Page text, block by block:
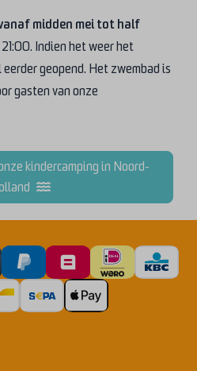
midden mei tot half
Indien het weer het
eerder geopend. Het zwembad is
gasten van onze
kindercamping in Noord-